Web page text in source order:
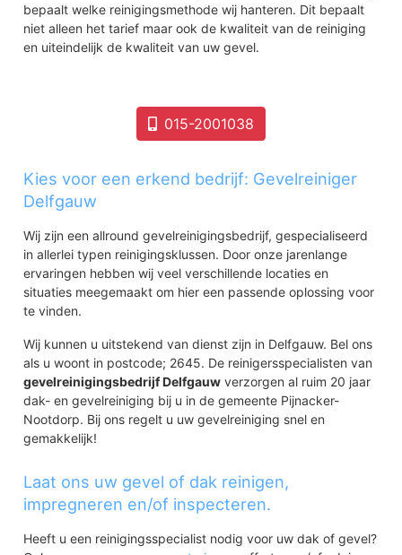
bepaalt welke reinigingsmethode wij hanteren. Dit bepaalt
niet alleen het tarief maar ook de kwaliteit van de reiniging
en uiteindelijk de kwaliteit van uw gevel.
015-2001038
Kies voor een erkend bedrijf: Gevelreiniger
Delfgauw
Wij zijn een allround gevelreinigingsbedrijf, gespecialiseerd
in allerlei typen reinigingsklussen. Door onze jarenlange
ervaringen hebben wij veel verschillende locaties en
situaties meegemaakt om hier een passende oplossing voor
te vinden.
Wij kunnen u uitstekend van dienst zijn in Delfgauw. Bel ons
als u woont in postcode; 2645. De reinigersspecialisten van
gevelreinigingsbedrijf Delfgauw verzorgen al ruim 20 jaar
dak- en gevelreiniging bij u in de gemeente Pijnacker-
Nootdorp. Bij ons regelt u uw gevelreiniging snel en
gemakkelijk!
Laat ons uw gevel of dak reinigen,
impregneren en/of inspecteren.
Heeft u een reinigingsspecialist nodig voor uw dak of gevel?